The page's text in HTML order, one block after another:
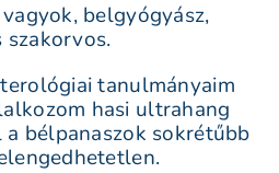
belgyógyász,
tanulmányaim
hasi ultrahang
bélpanaszok sokrétűbb